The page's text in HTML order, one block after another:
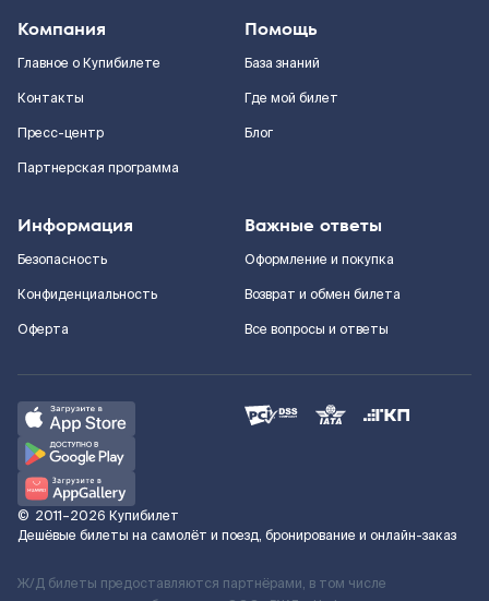
Компания
Главное о Купибилете
Контакты
Пресс-центр
Партнерская программа
Помощь
База знаний
Где мой билет
Блог
Информация
Безопасность
Конфиденциальность
Оферта
Важные ответы
Оформление и покупка
Возврат и обмен билета
Все вопросы и ответы
© 2011–2026 Купибилет
Дешёвые билеты на самолёт и поезд, бронирование и онлайн-заказ
Ж/Д билеты предоставляются партнёрами, в том числе